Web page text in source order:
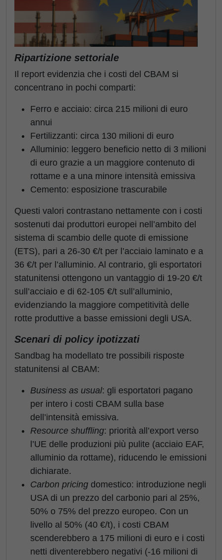
Ripartizione settoriale
Il report evidenzia che i costi del CBAM si
concentrano in pochi comparti:
Ferro e acciaio: circa 215 milioni di euro
annui
Fertilizzanti: circa 130 milioni di euro
Alluminio: leggero beneficio netto di 3 milioni
di euro grazie a un maggiore contenuto di
rottame e a una minore intensità emissiva
Cemento: esposizione trascurabile
Questi valori contrastano nettamente con i costi
sostenuti dai produttori europei nell’ambito del
sistema di scambio delle quote di emissione
(ETS), pari a 26-30 €/t per l’acciaio laminato e a
36 €/t per l’alluminio. Al contrario, gli esportatori
statunitensi ottengono un vantaggio di 19-20 €/t
sull’acciaio e di 62-105 €/t sull’alluminio,
evidenziando la maggiore competitività delle
rotte produttive a basse emissioni degli USA.
Scenari di policy ipotizzati
Sandbag ha modellato tre possibili risposte
statunitensi al CBAM:
Business as usual: gli esportatori pagano
per intero i costi CBAM sulla base
dell’intensità emissiva.
Resource shuffling: priorità all’export verso
l’UE delle produzioni più pulite (acciaio EAF,
alluminio da rottame), riducendo le emissioni
dichiarate.
Carbon pricing domestico: introduzione negli
USA di un prezzo del carbonio pari al 25%,
50% o 75% del prezzo europeo. Con un
livello al 50% (40 €/t), i costi CBAM
scenderebbero a 175 milioni di euro e i costi
netti diventerebbero negativi (-16 milioni di